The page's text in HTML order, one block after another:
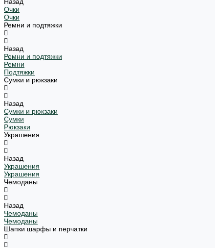
Очки
Очки
Ремни и подтяжки
Назад
Ремни и подтяжки
Ремни
Подтяжки
Сумки и рюкзаки
Назад
Сумки и рюкзаки
Сумки
Рюкзаки
Украшения
Назад
Украшения
Украшения
Чемоданы
Назад
Чемоданы
Чемоданы
Шапки шарфы и перчатки